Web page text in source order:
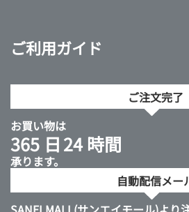
ご利用ガイド
ご注文完了
お買い物は
365 日24 時間
承ります。
自動配信メー